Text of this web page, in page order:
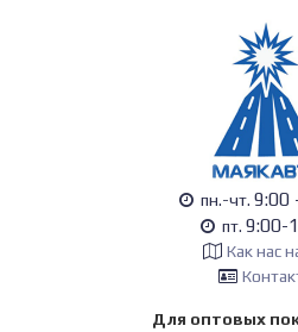
пн.-чт. 9:00
пт. 9:00-
Как нас
Для оптовых